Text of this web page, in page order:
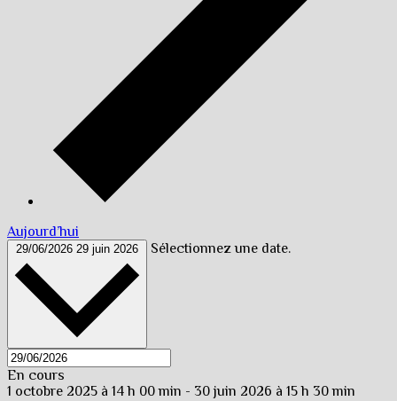
Aujourd’hui
29/06/2026 29 juin 2026 Sélectionnez une date.
En cours
1 octobre 2025 à 14 h 00 min - 30 juin 2026 à 15 h 30 min